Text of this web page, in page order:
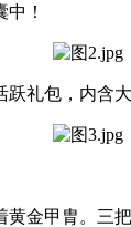
！
礼包，内含
金甲胄。